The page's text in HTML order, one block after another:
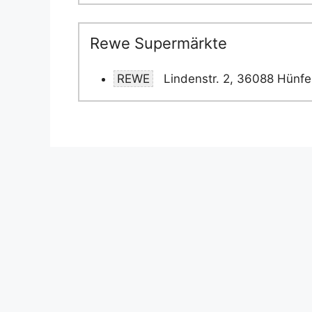
Rewe Supermärkte
REWE Lindenstr. 2, 36088